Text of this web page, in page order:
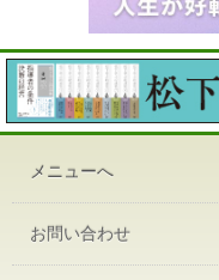
メニューへ
お問い合わせ